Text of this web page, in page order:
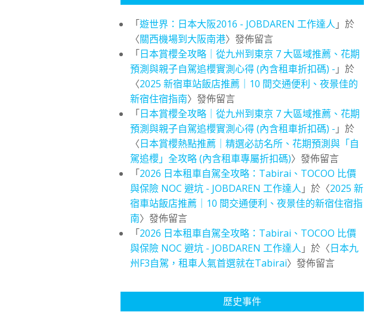
「遊世界：日本大阪2016 - JOBDAREN 工作達人 」於
〈關西機場到大阪南港〉發佈留言
「日本賞櫻全攻略｜從九州到東京 7 大區域推薦、花期
預測與親子自駕追櫻實測心得 (內含租車折扣碼) - 」於
〈2025 新宿車站飯店推薦｜10 間交通便利、夜景佳的
新宿住宿指南〉發佈留言
「日本賞櫻全攻略｜從九州到東京 7 大區域推薦、花期
預測與親子自駕追櫻實測心得 (內含租車折扣碼) - 」於
〈日本賞櫻熱點推薦｜精選必訪名所、花期預測與「自
駕追櫻」全攻略 (內含租車專屬折扣碼)〉發佈留言
「2026 日本租車自駕全攻略：Tabirai、TOCOO 比價
與保險 NOC 避坑 - JOBDAREN 工作達人 」於〈2025 新
宿車站飯店推薦｜10 間交通便利、夜景佳的新宿住宿指
南〉發佈留言
「2026 日本租車自駕全攻略：Tabirai、TOCOO 比價
與保險 NOC 避坑 - JOBDAREN 工作達人 」於〈日本九
州F3自駕，租車人氣首選就在Tabirai〉發佈留言
歷史事件